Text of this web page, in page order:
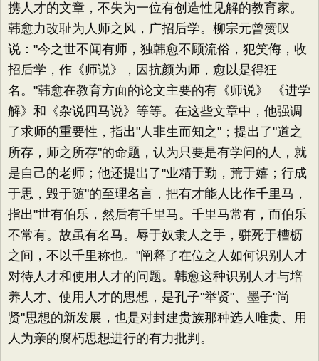
携人才的文章，不失为一位有创造性见解的教育家。
韩愈力改耻为人师之风，广招后学。柳宗元曾赞叹
说："今之世不闻有师，独韩愈不顾流俗，犯笑侮，收
招后学，作《师说》，因抗颜为师，愈以是得狂
名。"韩愈在教育方面的论文主要的有《师说》 《进学
解》和《杂说四马说》等等。在这些文章中，他强调
了求师的重要性，指出"人非生而知之"；提出了"道之
所存，师之所存"的命题，认为只要是有学问的人，就
是自己的老师；他还提出了"业精于勤，荒于嬉；行成
于思，毁于随"的至理名言，把有才能人比作千里马，
指出"世有伯乐，然后有千里马。千里马常有，而伯乐
不常有。故虽有名马。辱于奴隶人之手，骈死于槽枥
之间，不以千里称也。"阐释了在位之人如何识别人才
对待人才和使用人才的问题。韩愈这种识别人才与培
养人才、使用人才的思想，是孔子"举贤"、墨子"尚
贤"思想的新发展，也是对封建贵族那种选人唯贵、用
人为亲的腐朽思想进行的有力批判。